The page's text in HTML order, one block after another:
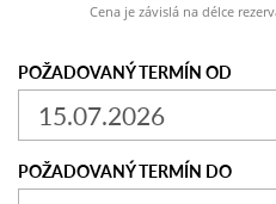
Cena je závislá na délce
POŽADOVANÝ TERMÍN OD
POŽADOVANÝ TERMÍN DO